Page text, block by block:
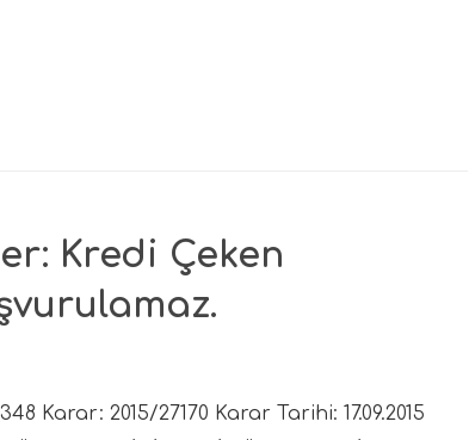
Kredi Çeken
Karar: 2015/27170 Karar Tarihi: 17.09.2015